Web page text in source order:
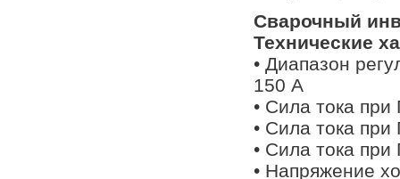
Сварочный
Технические
• Диапазон
150 А
• Сила тока
• Сила тока
• Сила тока
• Напряжение